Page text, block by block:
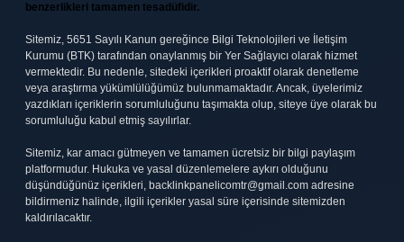
benzerlikleri tamamen tesadüfidir.
Sitemiz, 5651 Sayılı Kanun gereğince Bilgi Teknolojileri ve İletişim
Kurumu (BTK) tarafından onaylanmış bir Yer Sağlayıcı olarak hizmet
vermektedir. Bu nedenle, sitedeki içerikleri proaktif olarak denetleme
veya araştırma yükümlülüğümüz bulunmamaktadır. Ancak, üyelerimiz
yazdıkları içeriklerin sorumluluğunu taşımakta olup, siteye üye olarak bu
sorumluluğu kabul etmiş sayılırlar.
Sitemiz, kar amacı gütmeyen ve tamamen ücretsiz bir bilgi paylaşım
platformudur. Hukuka ve yasal düzenlemelere aykırı olduğunu
düşündüğünüz içerikleri, backlinkpanelicomtr@gmail.com adresine
bildirmeniz halinde, ilgili içerikler yasal süre içerisinde sitemizden
kaldırılacaktır.